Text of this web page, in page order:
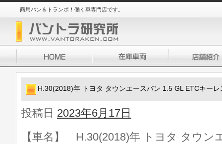
商用バン＆トランポ！働く車専門店です。
H.30(2018)年 トヨタ タウンエースバン 1.5 GL ETCキー
投稿日 2023年6月17日
【車名】 H.30(2018)年 トヨタ タウン